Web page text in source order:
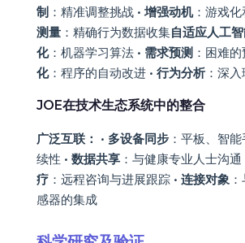
制：精准调整挑战 •增强动机：游戏化
测量：精确行为数据收集自适应人工智
化：机器学习算法 • 需求预测 ：困难的
化：程序的自动改进 • 行为分析：深入
JOE在技术生态系统中的整合
广泛互联： • 多设备同步：平板、智
续性 • 数据共享：与健康专业人士沟通
疗：远程咨询与进展跟踪 • 连接对象：
感器的集成